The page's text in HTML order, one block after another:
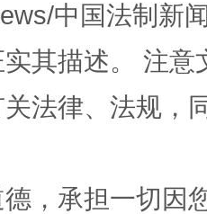
、白藏房 除
中国法制新
其描述。 注
法律、法规，
，承担一切因